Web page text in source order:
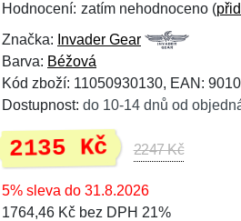
Hodnocení: zatím nehodnoceno (
Značka: Invader Gear
Barva: Béžová
Kód zboží: 11050930130, EAN:
Dostupnost: do 10-14 dnů od
2135 Kč 2247 Kč
5% sleva do 31.8.2026
1764,46 Kč bez DPH 21%